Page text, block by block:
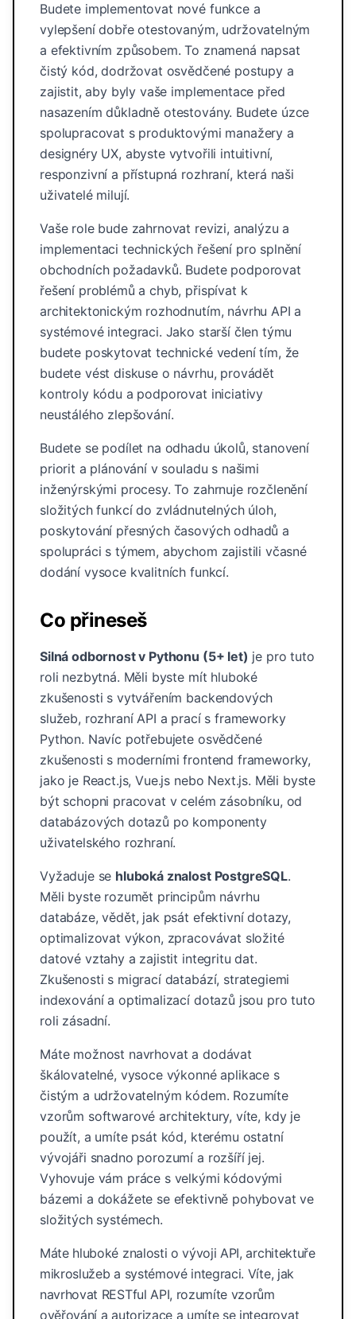
Budete implementovat nové funkce a
vylepšení dobře otestovaným, udržovatelným
a efektivním způsobem. To znamená napsat
čistý kód, dodržovat osvědčené postupy a
zajistit, aby byly vaše implementace před
nasazením důkladně otestovány. Budete úzce
spolupracovat s produktovými manažery a
designéry UX, abyste vytvořili intuitivní,
responzivní a přístupná rozhraní, která naši
uživatelé milují.
Vaše role bude zahrnovat revizi, analýzu a
implementaci technických řešení pro splnění
obchodních požadavků. Budete podporovat
řešení problémů a chyb, přispívat k
architektonickým rozhodnutím, návrhu API a
systémové integraci. Jako starší člen týmu
budete poskytovat technické vedení tím, že
budete vést diskuse o návrhu, provádět
kontroly kódu a podporovat iniciativy
neustálého zlepšování.
Budete se podílet na odhadu úkolů, stanovení
priorit a plánování v souladu s našimi
inženýrskými procesy. To zahrnuje rozčlenění
složitých funkcí do zvládnutelných úloh,
poskytování přesných časových odhadů a
spolupráci s týmem, abychom zajistili včasné
dodání vysoce kvalitních funkcí.
Co přineseš
Silná odbornost v Pythonu (5+ let) je pro tuto
roli nezbytná. Měli byste mít hluboké
zkušenosti s vytvářením backendových
služeb, rozhraní API a prací s frameworky
Python. Navíc potřebujete osvědčené
zkušenosti s moderními frontend frameworky,
jako je React.js, Vue.js nebo Next.js. Měli byste
být schopni pracovat v celém zásobníku, od
databázových dotazů po komponenty
uživatelského rozhraní.
Vyžaduje se hluboká znalost PostgreSQL.
Měli byste rozumět principům návrhu
databáze, vědět, jak psát efektivní dotazy,
optimalizovat výkon, zpracovávat složité
datové vztahy a zajistit integritu dat.
Zkušenosti s migrací databází, strategiemi
indexování a optimalizací dotazů jsou pro tuto
roli zásadní.
Máte možnost navrhovat a dodávat
škálovatelné, vysoce výkonné aplikace s
čistým a udržovatelným kódem. Rozumíte
vzorům softwarové architektury, víte, kdy je
použít, a umíte psát kód, kterému ostatní
vývojáři snadno porozumí a rozšíří jej.
Vyhovuje vám práce s velkými kódovými
bázemi a dokážete se efektivně pohybovat ve
složitých systémech.
Máte hluboké znalosti o vývoji API, architektuře
mikroslužeb a systémové integraci. Víte, jak
navrhovat RESTful API, rozumíte vzorům
ověřování a autorizace a umíte se integrovat